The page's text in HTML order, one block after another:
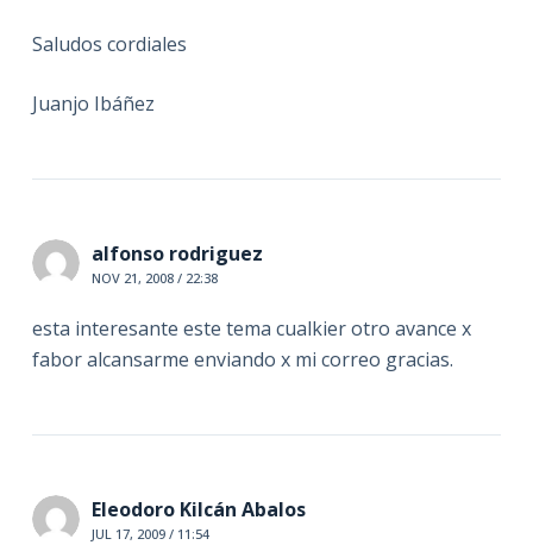
Saludos cordiales
Juanjo Ibáñez
alfonso rodriguez
NOV 21, 2008 / 22:38
esta interesante este tema cualkier otro avance x
fabor alcansarme enviando x mi correo gracias.
Eleodoro Kilcán Abalos
JUL 17, 2009 / 11:54